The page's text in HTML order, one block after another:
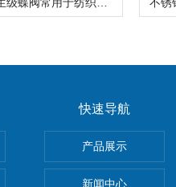
快速导航
产品展示
新闻中心